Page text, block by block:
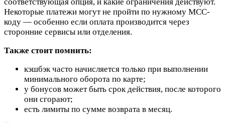
соответствующая опция, и какие ограничения действуют.
Некоторые платежи могут не пройти по нужному MCC-
коду — особенно если оплата производится через
сторонние сервисы или отделения.
Также стоит помнить:
кэшбэк часто начисляется только при выполнении
минимального оборота по карте;
у бонусов может быть срок действия, после которого
они сгорают;
есть лимиты по сумме возврата в месяц.